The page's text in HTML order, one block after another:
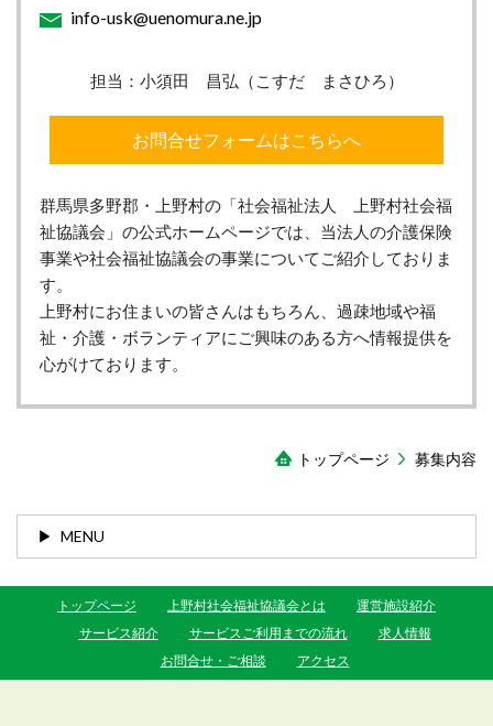
info-usk@uenomura.ne.jp
担当：小須田 昌弘（こすだ まさひろ）
お問合せフォームはこちらへ
群馬県多野郡・上野村の「社会福祉法人 上野村社会福
祉協議会」の公式ホームページでは、当法人の介護保険
事業や社会福祉協議会の事業についてご紹介しておりま
す。
上野村にお住まいの皆さんはもちろん、過疎地域や福
祉・介護・ボランティアにご興味のある方へ情報提供を
心がけております。
トップページ 募集内容
MENU
トップページ 上野村社会福祉協議会とは
運営施設紹介
サービス紹介
サービスご利用までの流れ
求人情報
お問合せ・ご相談
アクセス